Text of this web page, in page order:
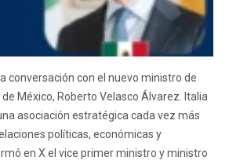
conversación con el nuevo ministro de
México, Roberto Velasco Álvarez. Italia
asociación estratégica cada vez más
políticas, económicas y
en X el vice primer ministro y ministro